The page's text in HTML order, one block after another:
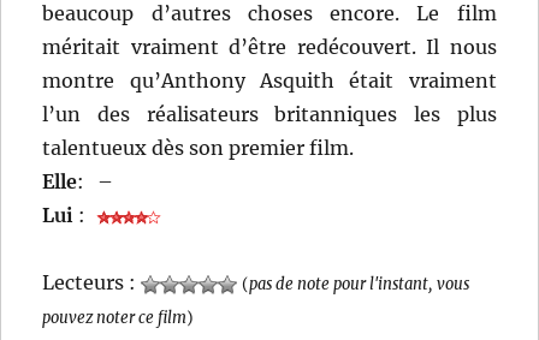
beaucoup d’autres choses encore. Le film
méritait vraiment d’être redécouvert. Il nous
montre qu’Anthony Asquith était vraiment
l’un des réalisateurs britanniques les plus
talentueux dès son premier film.
Elle:
–
Lui :
Lecteurs : (pas de note pour l'instant, vous
pouvez noter ce film)